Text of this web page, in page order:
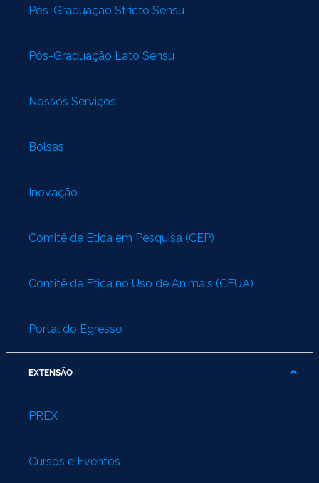
Pós-Graduação Stricto Sensu
Pós-Graduação Lato Sensu
Nossos Serviços
Bolsas
Inovação
Comitê de Ética em Pesquisa (CEP)
Comitê de Ética no Uso de Animais (CEUA)
Portal do Egresso
EXTENSÃO
PREX
Cursos e Eventos